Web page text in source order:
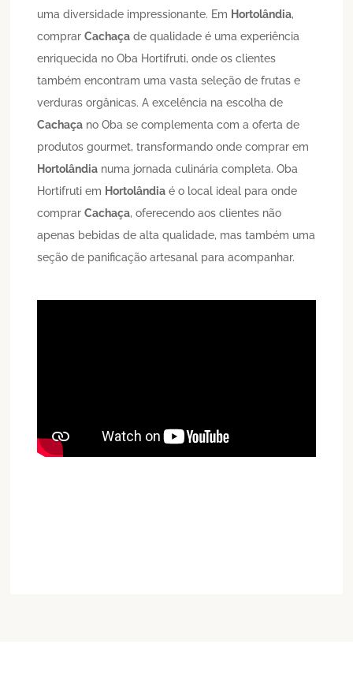
uma diversidade impressionante. Em Hortolândia,
comprarCachaça de qualidade é uma experiência
enriquecida no Oba Hortifruti, onde os clientes
também encontram uma vasta seleção de frutas e
verduras orgânicas. A excelência na escolha de
Cachaça no Oba se complementa com a oferta de
produtos gourmet, transformando onde comprar em
Hortolândia numa jornada culinária completa. Oba
Hortifruti em Hortolândia é o local ideal para onde
comprarCachaça, oferecendo aos clientes não
apenas bebidas de alta qualidade, mas também uma
seção de panificação artesanal para acompanhar.